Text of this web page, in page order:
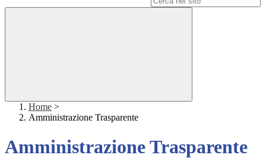
Home >
Amministrazione Trasparente
Amministrazione Trasparente